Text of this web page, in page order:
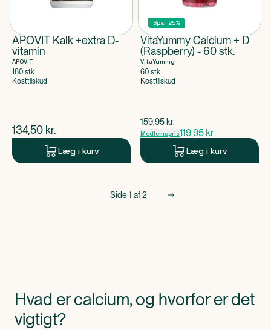
APOVIT Kalk +extra D-
vitamin
APOVIT
180 stk
Kosttilskud
$nuværende pris
134,50 kr.
Læg i kurv
Spar 25%
VitaYummy Calcium + D
(Raspberry) - 60 stk.
VitaYummy
60 stk
Kosttilskud
$gammel pris
159,95 kr.
Medlemspris119,95 kr.
Læg i kurv
Side1 af2
Hvad er calcium, og hvorfor er det
vigtigt?